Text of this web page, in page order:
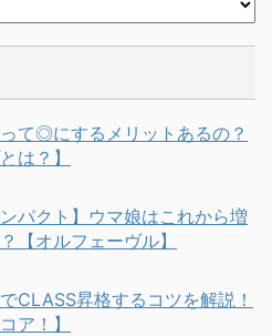
て◎にするメリットあるの？
は？】
ンパクト】ウマ娘はこれから増
【オルフェーヴル】
CLASS昇格するコツを解説！
ア！】